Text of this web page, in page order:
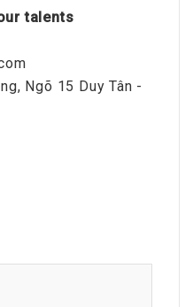
talents
Ngõ 15 Duy Tân -